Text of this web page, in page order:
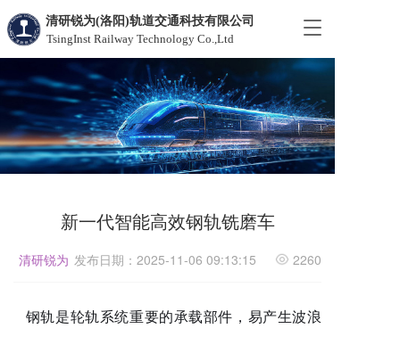
T
g
e
n
a
v
i
清研锐为(洛阳)轨道交通科技有限公司
TsingInst Railway Technology Co.,Ltd
新一代智能高效钢轨铣磨车
清研锐为 发布日期：2025-11-06 09:13:15 2260
钢轨是轮轨系统重要的承载部件，易产生波浪